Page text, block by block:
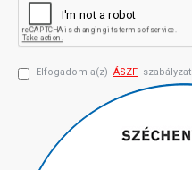
Elfogadom a(z) ÁSZF